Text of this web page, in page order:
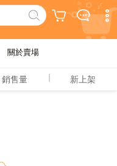
關於賣場
銷售量 新上架